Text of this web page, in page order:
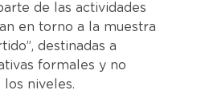
de las actividades
en torno a la muestra
destinadas a
formales y no
niveles.